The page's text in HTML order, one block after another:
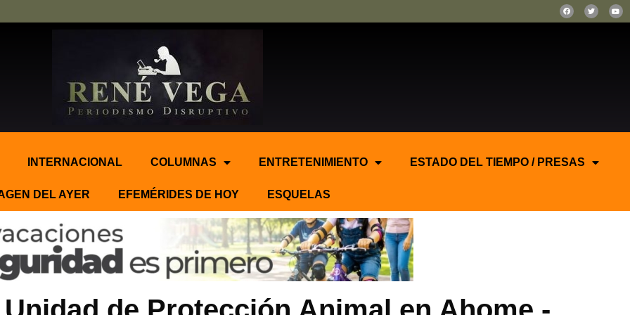
INTERNACIONAL COLUMNAS ENTRETENIMIENTO ESTADO DEL TIEMPO / PRESAS
DEL AYER EFEMÉRIDES DE HOY ESQUELAS